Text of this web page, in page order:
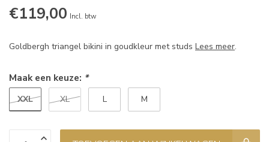
€119,00 Incl. btw
Goldbergh triangel bikini in goudkleur met studs Lees meer.
Maak een keuze: *
XXL XL L M